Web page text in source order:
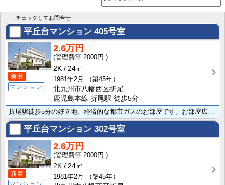
↓チェックしてお問合せ
平丘台マンション 405号室
新着
マンション
2.6万円
2000円
2K
24㎡
1981年2月
（築45年）
北九州市八幡西区折尾
鹿児島本線 折尾駅 徒歩5分
折尾駅徒歩5分の好立地、経済的な都市ガスのお部屋です。お部屋広々2K、バストイレ別で全室洋室、室内洗･･･
平丘台マンション 302号室
新着
2.6万円
2000円
2K
24㎡
1981年2月
（築45年）